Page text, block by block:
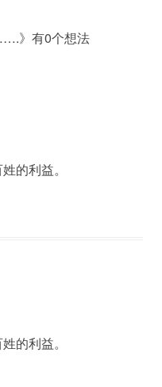
》有0个想法
的利益。
的利益。